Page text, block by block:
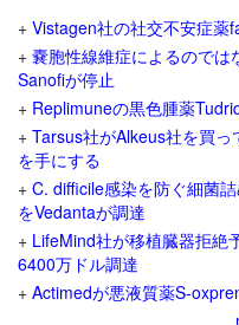
+ Vistagen社の社交不安症薬
+ 嚢胞性線維症によるのでは
Sanofiが停止
+ Replimuneの黒色腫薬
+ Tarsus社がAlkeus社を買
を手にする
+ C. difficile感染を防ぐ細菌
をVedantaが調達
+ LifeMind社が移植臓器拒絶
6400万ドル調達
+ Actimedが悪液質薬S-